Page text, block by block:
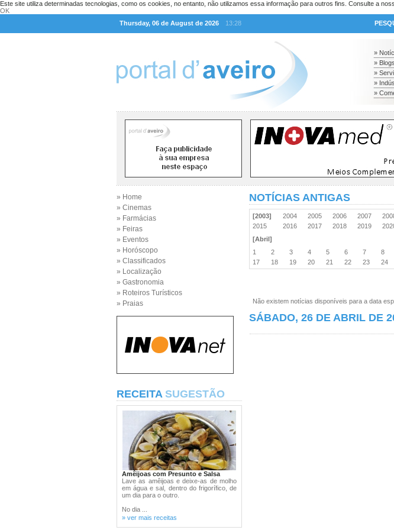
Este site utiliza determinadas tecnologias, como os cookies, no entanto, não utilizamos essa informação para outros fins. Consulte a
OK
Thursday, 06 de August de 2026
13:28
»
» Blogs
»
»
»
» Home
» Cinemas
» Farmácias
» Feiras
» Eventos
» Horóscopo
» Classificados
» Localização
» Gastronomia
» Roteiros Turísticos
» Praias
RECEITA SUGESTÃO
Amêijoas com Presunto e Salsa
Lave as amêijoas e deixe-as de molho
em água e sal, dentro do frigorífico, de
um dia para o outro.
No dia ...
» ver mais receitas
NOTÍCIAS ANTIGAS
[2003] 2004 2005 2006 2007
2015
2016 2017 2018 2019
[Abril]
1
2 3 4 5 6 7 8
17
18 19 20 21 22 23 24
Não existem notícias disponíveis para a data
SÁBADO, 26 DE ABRIL DE